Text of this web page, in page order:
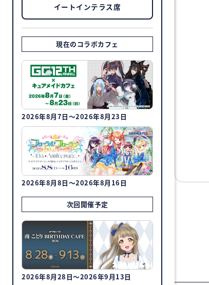
イートインテラス席
現在のコラボカフェ
2026年8月7日～2026年8月23日
2026年8月8日～2026年8月16日
次回開催予定
2026年8月28日～2026年9月13日